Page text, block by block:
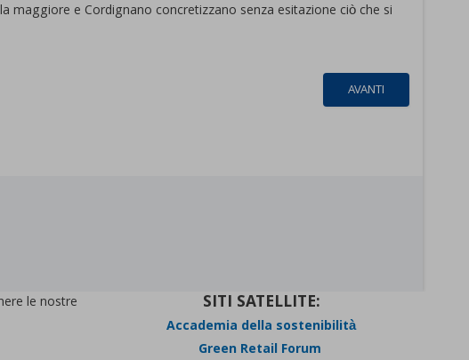
maggiore e Cordignano concretizzano senza esitazione ciò che si
AVANTI
le nostre
SITI SATELLITE:
Accademia della sostenibilità
Green Retail Forum